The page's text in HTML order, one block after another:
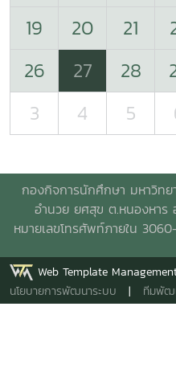
19
20 21
26
27 28
3
4 5
กองกิจการนักศึกษา มหาวิทย
อำนวย ยศสุข ต.หนองหาร
หมายเลขโทรศัพท์ภายใน
Web Template
นโยบายการพัฒนาระบบ | ทีมพัฒ